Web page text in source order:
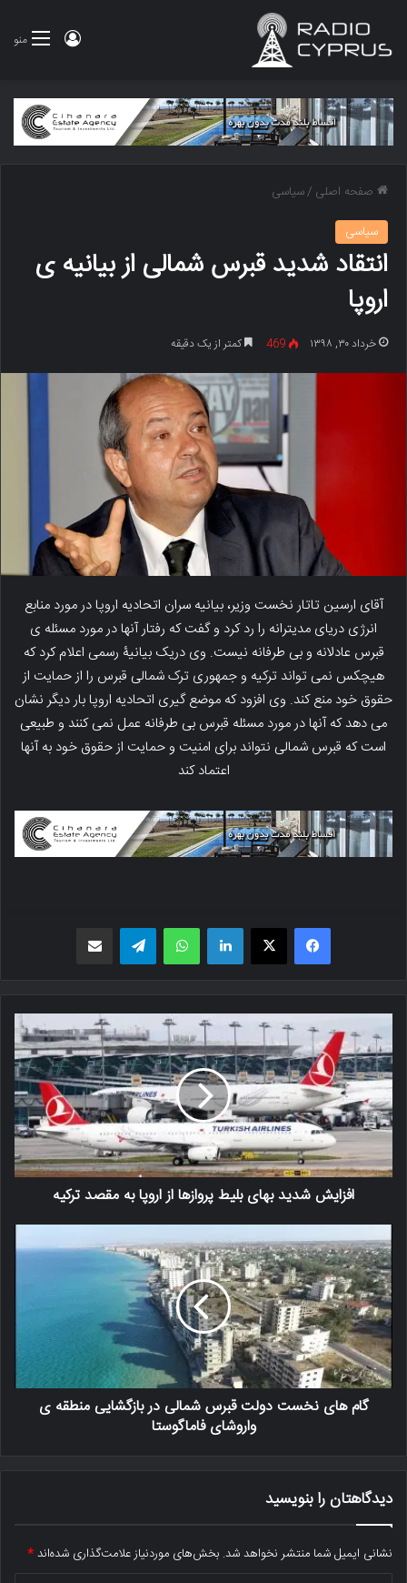
منو ورود
صفحه اصلی /سیاسی
سیاسی
انتقاد شدید قبرس شمالی از بیانیه ی
اروپا
خرداد ۳۰, ۱۳۹۸ 469 کمتر از یک دقیقه
آقای ارسین تاتار نخست وزیر، بیانیه سران اتحادیه اروپا در مورد منابع
انرژی دریای مدیترانه را رد کرد و گفت که رفتار آنها در مورد مسئله ی
قبرس عادلانه و بی طرفانه نیست. وی دریک بیانیۀ رسمی اعلام کرد که
هیچکس نمی تواند ترکیه و جمهوری ترک شمالی قبرس را از حمایت از
حقوق خود منع کند. وی افزود که موضع گیری اتحادیه اروپا بار دیگر نشان
می دهد که آنها در مورد مسئله قبرس بی طرفانه عمل نمی کنند و طبیعی
است که قبرس شمالی نتواند برای امنیت و حمایت از حقوق خود به آنها
اعتماد کند
فیسبوک X لینکدین واتس اپ
افزایش شدید بهای بلیط پروازها از اروپا به مقصد ترکیه
گام های نخست دولت قبرس شمالی در بازگشایی منطقه ی
واروشای فاماگوستا
دیدگاهتان را بنویسید
نشانی ایمیل شما منتشر نخواهد شد. بخش‌های موردنیاز علامت‌گذاری شده‌اند*